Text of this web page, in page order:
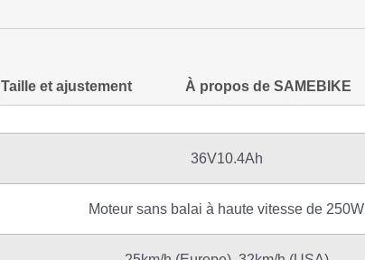
Taille et ajustement À propos de SAMEBIKE
36V10.4Ah
Moteur sans balai à haute vitesse de 250W